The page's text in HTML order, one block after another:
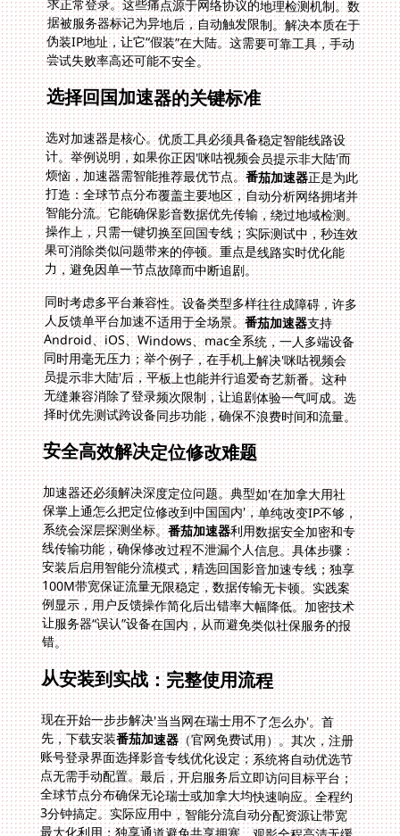
尝试失败率高还可能不安全。
选择回国加速器的关键标准
选对加速器是核心。优质工具必须具备稳定智能线路设
计。举例说明，如果你正因'咪咕视频会员提示非大陆'而
烦恼，加速器需智能推荐最优节点。番茄加速器正是为此
打造：全球节点分布覆盖主要地区，自动分析网络拥堵并
智能分流。它能确保影音数据优先传输，绕过地域检测。
操作上，只需一键切换至回国专线；实际测试中，秒连效
果可消除类似问题带来的停顿。重点是线路实时优化能
力，避免因单一节点故障而中断追剧。
同时考虑多平台兼容性。设备类型多样往往成障碍，许多
人反馈单平台加速不适用于全场景。番茄加速器支持
Android、iOS、Windows、mac全系统，一人多端设备
同时用毫无压力；举个例子，在手机上解决'咪咕视频会
员提示非大陆'后，平板上也能并行追爱奇艺新番。这种
无缝兼容消除了登录频次限制，让追剧体验一气呵成。选
择时优先测试跨设备同步功能，确保不浪费时间和流量。
安全高效解决定位修改难题
加速器还必须解决深度定位问题。典型如'在加拿大用社
保掌上通怎么把定位修改到中国国内'，单纯改变IP不够，
系统会深层探测坐标。番茄加速器利用数据安全加密和专
线传输功能，确保修改过程不泄漏个人信息。具体步骤：
安装后启用智能分流模式，精选回国影音加速专线；独享
100M带宽保证流量无限稳定，数据传输无卡顿。实践案
例显示，用户反馈操作简化后出错率大幅降低。加密技术
让服务器“误认”设备在国内，从而避免类似社保服务的报
错。
从安装到实战：完整使用流程
现在开始一步步解决'当当网在瑞士用不了怎么办'。首
先，下载安装番茄加速器（官网免费试用）。其次，注册
账号登录界面选择影音专线优化设定；系统将自动优选节
点无需手动配置。最后，开启服务后立即访问目标平台；
全球节点分布确保无论瑞士或加拿大均快速响应。全程约
3分钟搞定。实际应用中，智能分流自动分配资源让带宽
最大化利用；独享通道避免共享拥塞，观影全程高清无缓
冲。售后实时保障也很关键，遇到问题技术团队7x24响